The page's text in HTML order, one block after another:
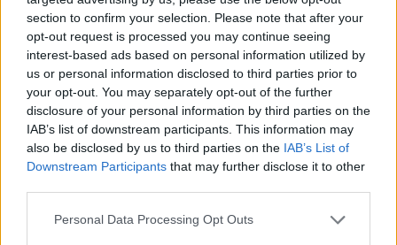
section to confirm your selection. Please note that after your
opt-out request is processed you may continue seeing
interest-based ads based on personal information utilized by
us or personal information disclosed to third parties prior to
your opt-out. You may separately opt-out of the further
disclosure of your personal information by third parties on the
IAB’s list of downstream participants. This information may
also be disclosed by us to third parties on the IAB’s List of
Downstream Participants that may further disclose it to other
Personal Data Processing Opt Outs